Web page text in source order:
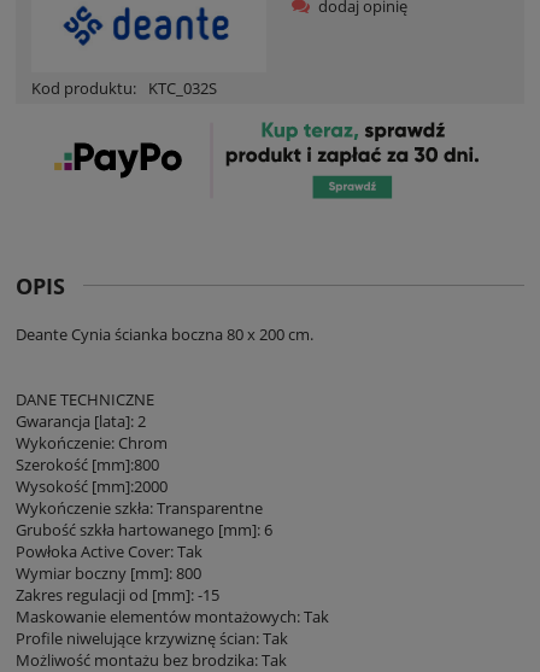
Kod produktu: KTC_032S
dodaj opinię
OPIS
Deante Cynia ścianka boczna 80 x 200 cm.
DANE TECHNICZNE
Gwarancja [lata]: 2
Wykończenie: Chrom
Szerokość [mm]:800
Wysokość [mm]:2000
Wykończenie szkła: Transparentne
Grubość szkła hartowanego [mm]: 6
Powłoka Active Cover: Tak
Wymiar boczny [mm]: 800
Zakres regulacji od [mm]: -15
Maskowanie elementów montażowych: Tak
Profile niwelujące krzywiznę ścian: Tak
Możliwość montażu bez brodzika: Tak